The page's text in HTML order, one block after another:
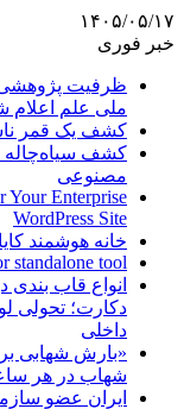
۱۴۰۵/۰۵/۱۷
خبر فوری
ظرفیت پژوهشی
ملی علم اعلام
کشف یک قمر
کشف
مصنوعی
Your Enterprise
WordPress Site
خانه هوشمند کایا
tool?
انواع قاب بندی
دکارت؛ تحولی
داخلی
شهاب در هر
ایران عضو